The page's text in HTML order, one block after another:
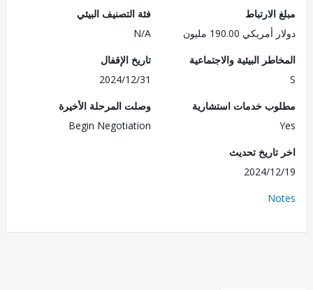
190.00 مليون
فئة التصنيف البيئي
N/A
البيئية والاجتماعية
تاريخ الإقفال
2024/12/31
خدمات استشارية
وصلت المرحلة الأخيرة
Begin Negotiation
تحديث
2024/